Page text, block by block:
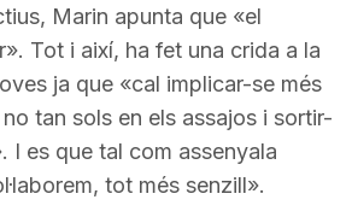
Marin apunta que «el
Tot i així, ha fet una crida a la
ja que «cal implicar-se més
tan sols en els assajos i sortir-
I es que tal com assenyala
tot més senzill».